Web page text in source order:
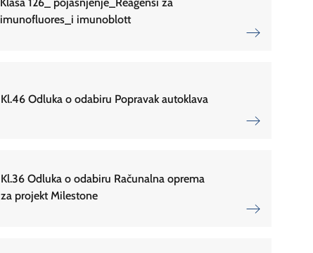
imunofluores_i imunoblott
Kl.46 Odluka o odabiru Popravak autoklava
Kl.36 Odluka o odabiru Računalna oprema
za projekt Milestone